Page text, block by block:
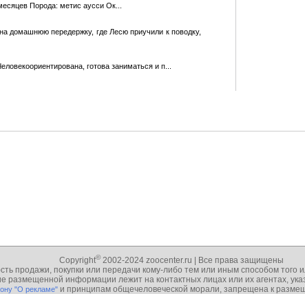
Порода: метис аусси Ок...
домашнюю передержку, где Лесю приучили к поводку,
готова заниматься и п...
Copyright© 2002-2024 zoocenter.ru | Все права защищены
продажи, покупки или передачи кому-либо тем или иным способом
размещенной информации лежит на контактных лицах или их агентах,
"О рекламе" и принципам общечеловеческой морали, запрещена к